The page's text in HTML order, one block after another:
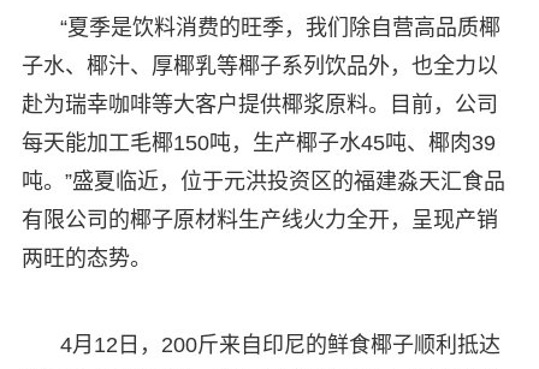
“夏季是饮料消费的旺季，我们除自营高品质椰
子水、椰汁、厚椰乳等椰子系列饮品外，也全力以
赴为瑞幸咖啡等大客户提供椰浆原料。目前，公司
每天能加工毛椰150吨，生产椰子水45吨、椰肉39
吨。”盛夏临近，位于元洪投资区的福建淼天汇食品
有限公司的椰子原材料生产线火力全开，呈现产销
两旺的态势。
4月12日，200斤来自印尼的鲜食椰子顺利抵达